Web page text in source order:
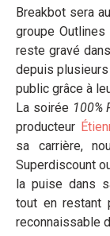
Breakbot sera
groupe
reste gravé
depuis
public grâce à
La soirée 100%
producteur
sa carrière,
Superdiscount
la puise dans
tout en restant
reconnaissable